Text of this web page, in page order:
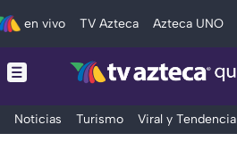
en vivo TV Azteca Azteca UNO
Noticias Turismo Viral y Tendencia